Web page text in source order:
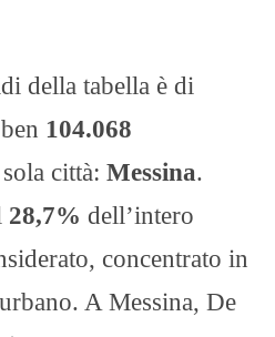
della tabella è di
104.068
città: Messina.
28,7% dell’intero
concentrato in
A Messina, De